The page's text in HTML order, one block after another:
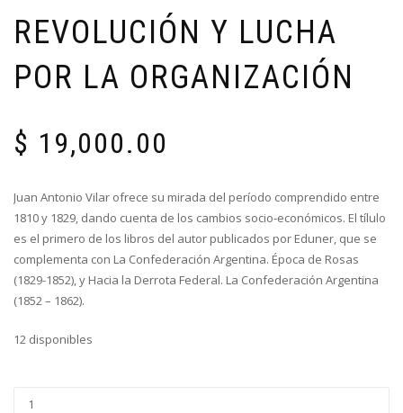
REVOLUCIÓN Y LUCHA
POR LA ORGANIZACIÓN
$ 19,000.00
Juan Antonio Vilar ofrece su mirada del período comprendido entre
1810 y 1829, dando cuenta de los cambios socio-económicos. El tílulo
es el primero de los libros del autor publicados por Eduner, que se
complementa con La Confederación Argentina. Época de Rosas
(1829-1852), y Hacia la Derrota Federal. La Confederación Argentina
(1852 – 1862).
12 disponibles